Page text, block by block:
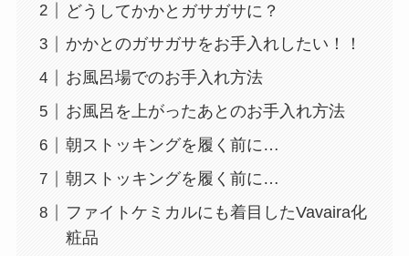
どうしてかかとガサガサに？
かかとのガサガサをお手入れしたい！！
お風呂場でのお手入れ方法
お風呂を上がったあとのお手入れ方法
朝ストッキングを履く前に…
朝ストッキングを履く前に…
ファイトケミカルにも着目したVavaira化
粧品